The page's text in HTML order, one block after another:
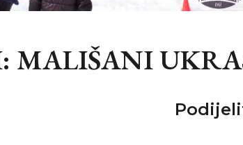
MALIŠANI